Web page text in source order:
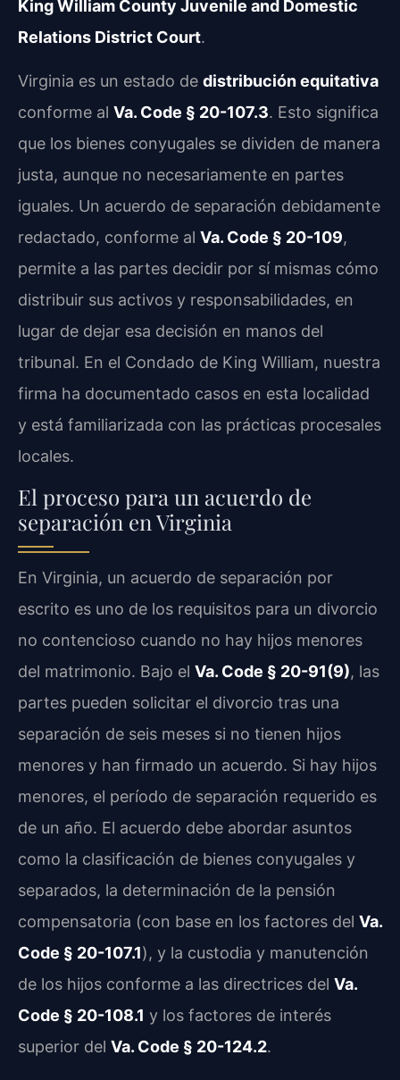
King William County Juvenile and Domestic
Relations District Court.
Virginia es un estado de distribución equitativa
conforme al Va. Code § 20-107.3. Esto significa
que los bienes conyugales se dividen de manera
justa, aunque no necesariamente en partes
iguales. Un acuerdo de separación debidamente
redactado, conforme al Va. Code § 20-109,
permite a las partes decidir por sí mismas cómo
distribuir sus activos y responsabilidades, en
lugar de dejar esa decisión en manos del
tribunal. En el Condado de King William, nuestra
firma ha documentado casos en esta localidad
y está familiarizada con las prácticas procesales
locales.
El proceso para un acuerdo de
separación en Virginia
En Virginia, un acuerdo de separación por
escrito es uno de los requisitos para un divorcio
no contencioso cuando no hay hijos menores
del matrimonio. Bajo el Va. Code § 20-91(9), las
partes pueden solicitar el divorcio tras una
separación de seis meses si no tienen hijos
menores y han firmado un acuerdo. Si hay hijos
menores, el período de separación requerido es
de un año. El acuerdo debe abordar asuntos
como la clasificación de bienes conyugales y
separados, la determinación de la pensión
compensatoria (con base en los factores del Va.
Code § 20-107.1), y la custodia y manutención
de los hijos conforme a las directrices del Va.
Code § 20-108.1 y los factores de interés
superior del Va. Code § 20-124.2.